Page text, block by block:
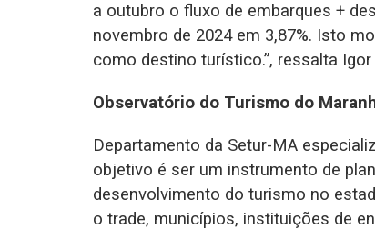
a outubro o fluxo de embarques +
novembro de 2024 em 3,87%. Isto
como destino turístico.”, ressalta
Observatório do Turismo do
Departamento da Setur-MA
objetivo é ser um instrumento de
desenvolvimento do turismo no
o trade, municípios, instituições de